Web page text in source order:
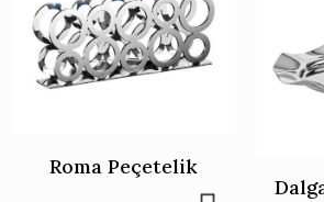
Roma Peçetelik